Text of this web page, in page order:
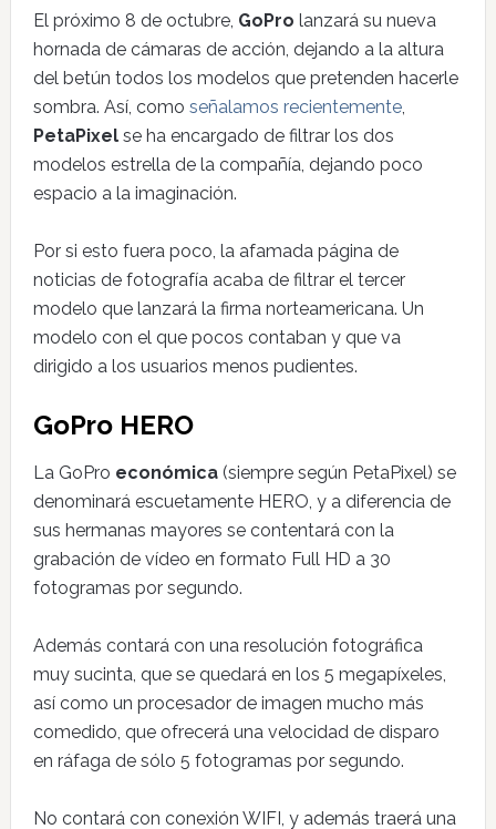
El próximo 8 de octubre, GoPro lanzará su nueva
hornada de cámaras de acción, dejando a la altura
del betún todos los modelos que pretenden hacerle
sombra. Así, como señalamos recientemente,
PetaPixelse ha encargado de filtrar los dos
modelos estrella de la compañía, dejando poco
espacio a la imaginación.
Por si esto fuera poco, la afamada página de
noticias de fotografía acaba de filtrar el tercer
modelo que lanzará la firma norteamericana. Un
modelo con el que pocos contaban y que va
dirigido a los usuarios menos pudientes.
GoPro HERO
La GoPro económica(siempre según PetaPixel) se
denominará escuetamente HERO, y a diferencia de
sus hermanas mayores se contentará con la
grabación de vídeo en formato Full HD a 30
fotogramas por segundo.
Además contará con una resolución fotográfica
muy sucinta, que se quedará en los 5 megapíxeles,
así como un procesador de imagen mucho más
comedido, que ofrecerá una velocidad de disparo
en ráfaga de sólo 5 fotogramas por segundo.
No contará con conexión WIFI, y además traerá una